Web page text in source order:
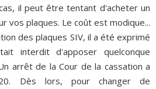
il peut être tentant d'acheter un
vos plaques. Le coût est modique...
des plaques SIV, il a été exprimé
interdit d'apposer quelconque
arrêt de la Cour de la cassation a
Dès lors, pour changer de